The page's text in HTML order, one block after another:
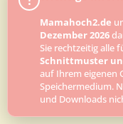
Mamahoch2.de
Dezember 2026
Sie rechtzeitig alle
Schnittmuster
auf Ihrem eigenen
Speichermedium.
und Downloads